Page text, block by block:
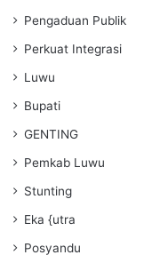
Pengaduan Publik
Perkuat Integrasi
Luwu
Bupati
GENTING
Pemkab Luwu
Stunting
Eka {utra
Posyandu